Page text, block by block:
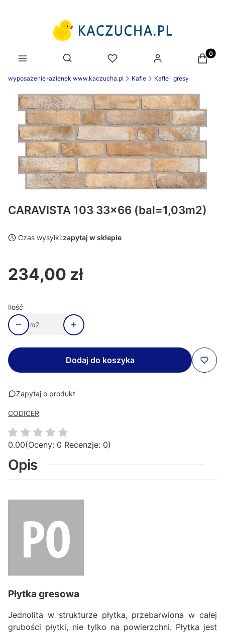
Otwórz wyszukiwarkę
wyposażenie łazienek www.kaczucha.pl Kafle Kafle i gresy
CARAVISTA 103 33x66 (bal=1,03m2)
Czas wysyłki:zapytaj w sklepie
Cena
234,00 zł
Ilość
m2
Dodaj do koszyka
Zapytaj o produkt
CODICER
0.00(Oceny: 0 Recenzje: 0)
Opis
Płytka gresowa
Jednolita w strukturze płytka, przebarwiona w całej
grubości płytki, nie tylko na powierzchni. Płytka jest